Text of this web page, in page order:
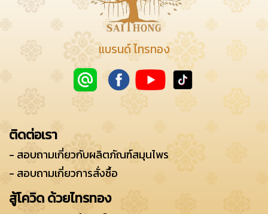
แบรนด์ ไทรทอง
ติดต่อเรา
- สอบถามเกี่ยวกับผลิตภัณฑ์สมุนไพร
- สอบถามเกี่ยวการสั่งซื้อ
สู้โควิด ด้วยไทรทอง